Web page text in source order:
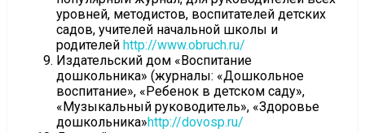
уровней, методистов, воспитателей детских
садов, учителей начальной школы и
родителей http://www.obruch.ru/
Издательский дом «Воспитание
дошкольника» (журналы: «Дошкольное
воспитание», «Ребенок в детском саду»,
«Музыкальный руководитель», «Здоровье
дошкольника»http://dovosp.ru/